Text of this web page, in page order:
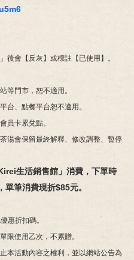
後會【反灰】或標註【已使用】。
等門市，恕不適用。
台、點餐平台恕不適用。
員卡累兌點。
湯會保留最終解釋、修改調整、暫停
生活銷售館」消費，下單時
筆消費現折$85元。
惠折扣碼。
限使用乙次，不累贈。
本活動內容之權利，並以網站公告為